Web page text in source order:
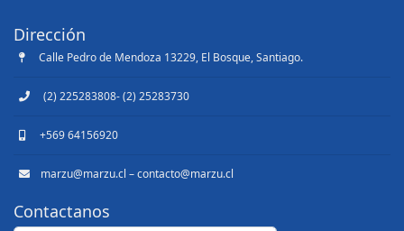
Dirección
Calle Pedro de Mendoza 13229, El Bosque, Santiago.
(2) 225283808- (2) 25283730
+569 64156920
marzu@marzu.cl – contacto@marzu.cl
Contactanos